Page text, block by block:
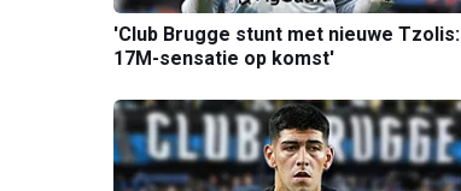
'Club Brugge stunt met nieuwe Tzolis:
17M-sensatie op komst'